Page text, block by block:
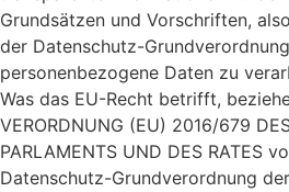
Grundsätzen und Vorschriften,
der Datenschutz-
personenbezogene Daten zu
Was das EU-Recht betrifft,
VERORDNUNG (EU) 2016/679
PARLAMENTS UND DES RATES
Datenschutz-Grundverordnung